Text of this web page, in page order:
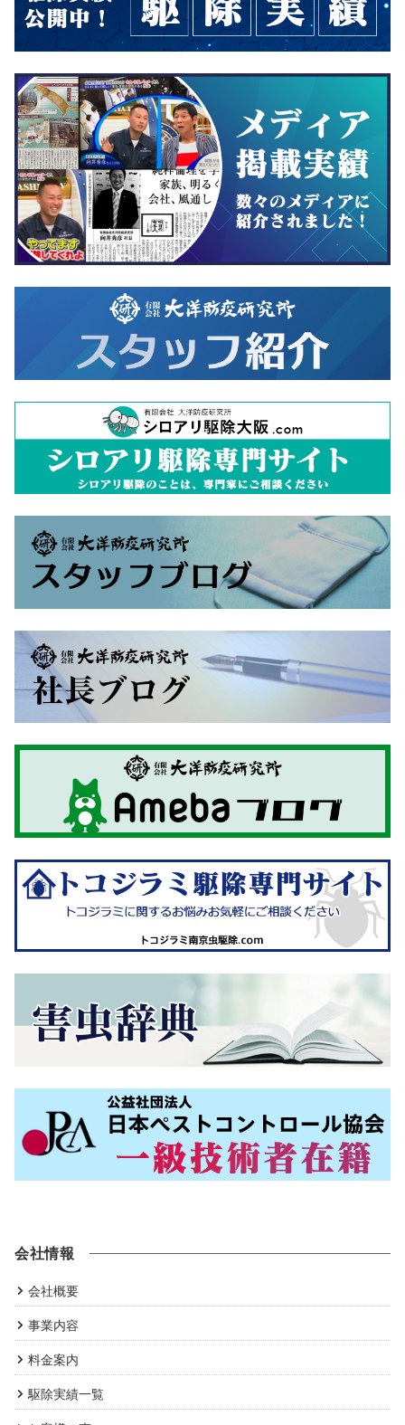
会社情報
会社概要
事業内容
料金案内
駆除実績一覧